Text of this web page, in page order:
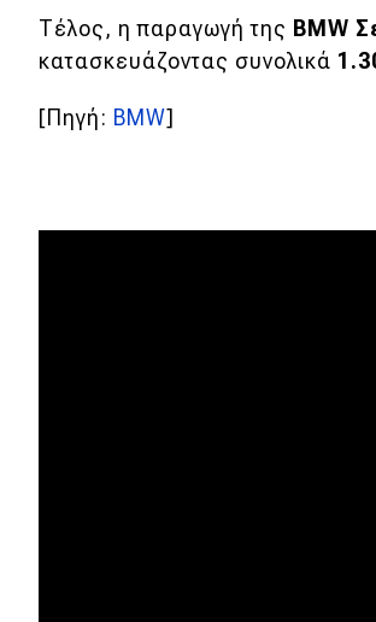
Αγώνες
Formula 1
WRC
Τέλος, η παραγωγή της BMW
κατασκευάζοντας συνολικά
[Πηγή: BMW]